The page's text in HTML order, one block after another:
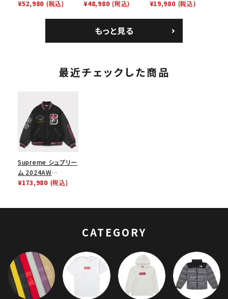
Bandana Football
¥52,980 (税込)
Backpack バックパッ
¥48,980 (税込)
Homerun Tee ホー
¥19,980 (税込)
もっと見る
最近チェックした商品
Supreme シュプリー
ム 2024AW
Hysteric Glamour
¥173,980 (税込)
CATEGORY